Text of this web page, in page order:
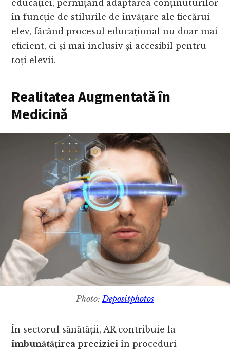
educației, permițând adaptarea conținuturilor
în funcție de stilurile de învățare ale fiecărui
elev, făcând procesul educațional nu doar mai
eficient, ci și mai inclusiv și accesibil pentru
toți elevii.
Realitatea Augmentată în
Medicină
Photo: Depositphotos
În sectorul sănătății, AR contribuie la
îmbunătățirea preciziei în proceduri